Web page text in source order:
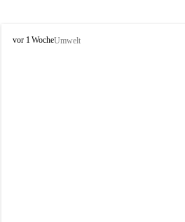
V
vor 1 WocheUmwelt